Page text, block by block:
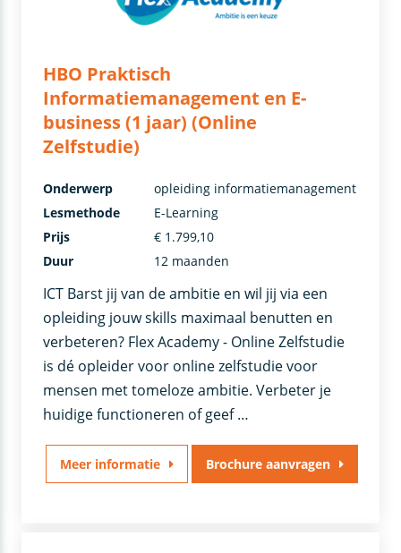
HBO Praktisch
Informatiemanagement en E-
business (1 jaar) (Online
Zelfstudie)
ICT Barst jij van de ambitie en wil jij via een
opleiding jouw skills maximaal benutten en
verbeteren? Flex Academy - Online Zelfstudie
is dé opleider voor online zelfstudie voor
mensen met tomeloze ambitie. Verbeter je
huidige functioneren of geef …
Onderwerp
opleiding informatiemanagement
Lesmethode
E-Learning
Prijs
€ 1.799,10
Duur
12 maanden
Meer informatie Brochure aanvragen